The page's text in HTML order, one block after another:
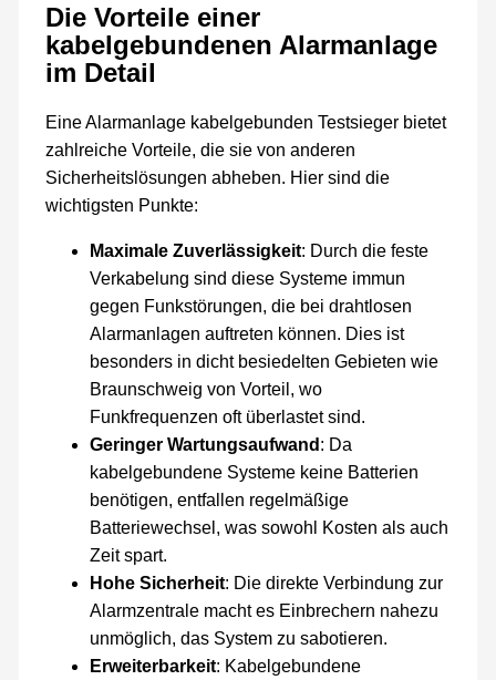
Die Vorteile einer
kabelgebundenen Alarmanlage
im Detail
Eine Alarmanlage kabelgebunden Testsieger bietet
zahlreiche Vorteile, die sie von anderen
Sicherheitslösungen abheben. Hier sind die
wichtigsten Punkte:
Maximale Zuverlässigkeit: Durch die feste
Verkabelung sind diese Systeme immun
gegen Funkstörungen, die bei drahtlosen
Alarmanlagen auftreten können. Dies ist
besonders in dicht besiedelten Gebieten wie
Braunschweig von Vorteil, wo
Funkfrequenzen oft überlastet sind.
Geringer Wartungsaufwand : Da
kabelgebundene Systeme keine Batterien
benötigen, entfallen regelmäßige
Batteriewechsel, was sowohl Kosten als auch
Zeit spart.
Hohe Sicherheit: Die direkte Verbindung zur
Alarmzentrale macht es Einbrechern nahezu
unmöglich, das System zu sabotieren.
Erweiterbarkeit: Kabelgebundene